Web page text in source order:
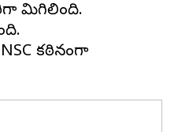
మిగిలింది.
కఠినంగా